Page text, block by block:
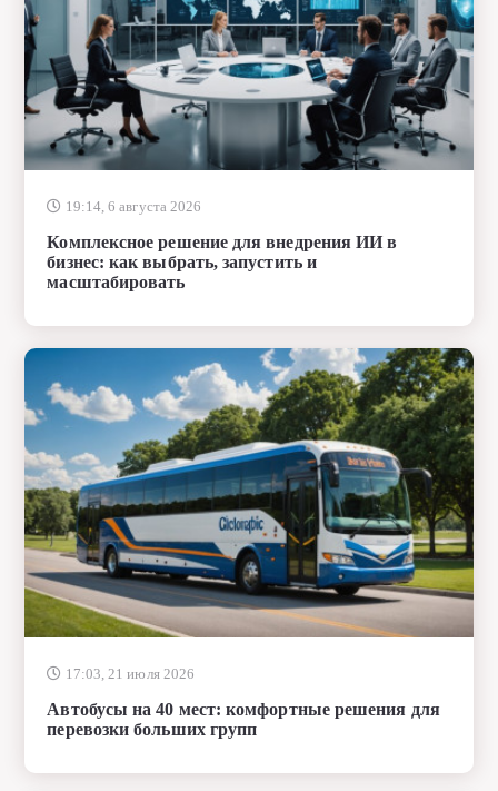
19:14, 6 августа 2026
Комплексное решение для внедрения ИИ в
бизнес: как выбрать, запустить и
масштабировать
17:03, 21 июля 2026
Автобусы на 40 мест: комфортные решения для
перевозки больших групп